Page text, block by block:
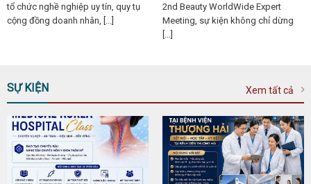
tổ chức nghề nghiệp uy tín, quy tụ
cộng đồng doanh nhân, [...]
2nd Beauty WorldWide Expert
Meeting, sự kiện không chỉ dừng
SỰ KIỆN Xem tất cả